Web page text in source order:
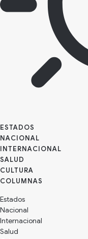
ESTADOS
NACIONAL
INTERNACIONAL
SALUD
CULTURA
Estados
Nacional
Internacional
Salud